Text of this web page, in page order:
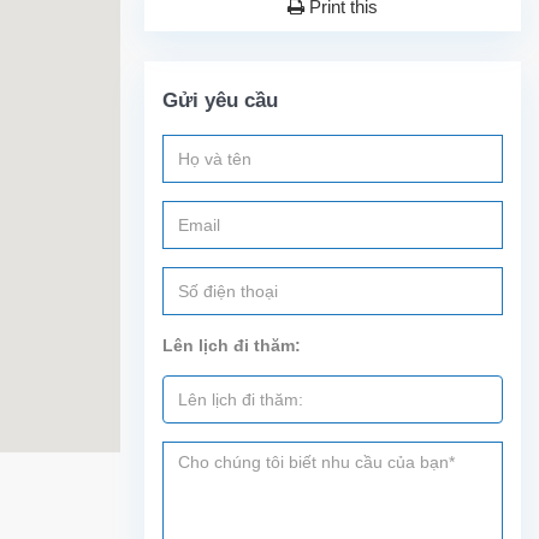
Print this
Gửi yêu cầu
Lên lịch đi thăm: